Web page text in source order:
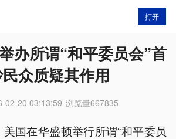
打开
办所谓“和平委员会”首
众质疑其作用
02-20 03:13:59 浏览量667835
国在华盛顿举行所谓“和平委员